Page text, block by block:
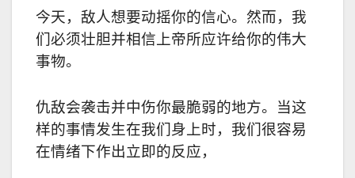
今天，敌人想要动摇你的信心。然而，我
们必须壮胆并相信上帝所应许给你的伟大
事物。
仇敌会袭击并中伤你最脆弱的地方。当这
样的事情发生在我们身上时，我们很容易
在情绪下作出立即的反应，